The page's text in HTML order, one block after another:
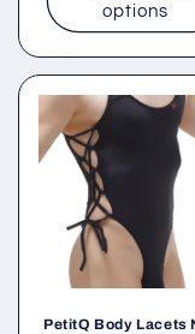
options
PetitQ Body Lacets